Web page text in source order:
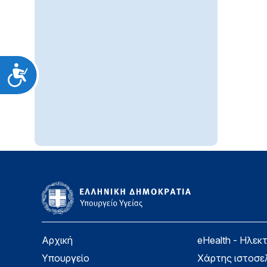
Προσιτότητα
Αρχική
Υπουργείο
eHealth -
Χάρτης